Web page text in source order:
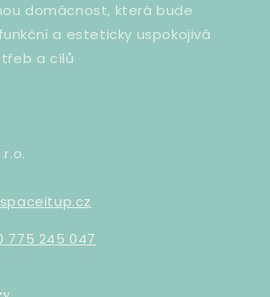
domácnost, která bude
a esteticky uspokojivá
a cílů
775 245 047